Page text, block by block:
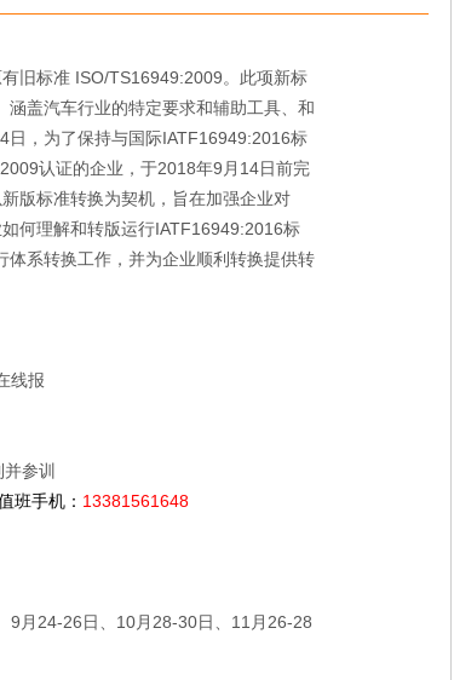
旧标准 ISO/TS16949:2009。此项新标
盖汽车行业的特定要求和辅助工具、和
日，为了保持与国际IATF16949:2016标
认证的企业，于2018年9月14日前完
版标准转换为契机，旨在加强企业对
何理解和转版运行IATF16949:2016标
系转换工作，并为企业顺利转换提供转
线报
参训
班手机： 13381561648
9月24-26日、10月28-30日、11月26-28